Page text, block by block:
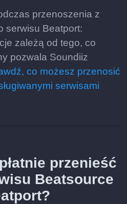
przenoszenia z
serwisu Beatport:
zależą od tego, co
pozwala Soundiiz
co możesz przenosić
serwisami
przenieść
Beatsource